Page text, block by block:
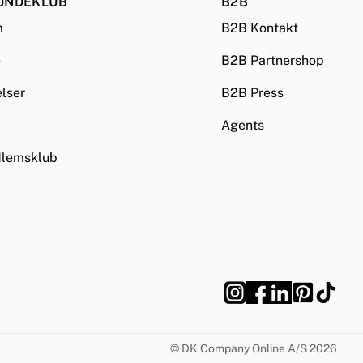
B2B Kontakt
B2B Partnershop
B2B Press
Agents
© DK Company Online A/S2026